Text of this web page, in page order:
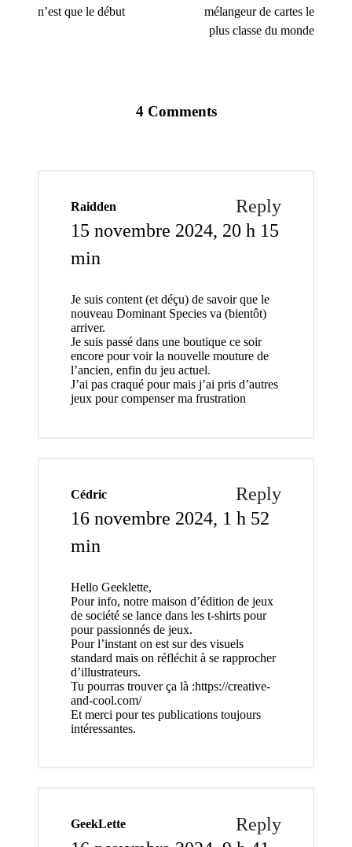
n’est que le début
mélangeur de cartes le
plus classe du monde
4 Comments
Raidden
Reply
15 novembre 2024, 20 h 15
min
Je suis content (et déçu) de savoir que le
nouveau Dominant Species va (bientôt)
arriver.
Je suis passé dans une boutique ce soir
encore pour voir la nouvelle mouture de
l’ancien, enfin du jeu actuel.
J’ai pas craqué pour mais j’ai pris d’autres
jeux pour compenser ma frustration
Cédric
Reply
16 novembre 2024, 1 h 52
min
Hello Geeklette,
Pour info, notre maison d’édition de jeux
de société se lance dans les t-shirts pour
pour passionnés de jeux.
Pour l’instant on est sur des visuels
standard mais on réfléchit à se rapprocher
d’illustrateurs.
Tu pourras trouver ça là :https://creative-
and-cool.com/
Et merci pour tes publications toujours
intéressantes.
GeekLette
Reply